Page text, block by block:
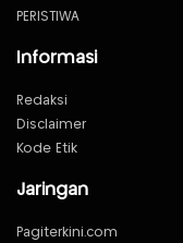
PERISTIWA
Informasi
Redaksi
Disclaimer
Kode Etik
Jaringan
Pagiterkini.com